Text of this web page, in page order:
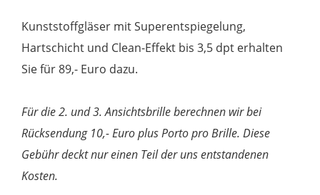
Kunststoffgläser mit Superentspiegelung,
Hartschicht und Clean-Effekt bis 3,5 dpt erhalten
Sie für 89,- Euro dazu.
Für die 2. und 3. Ansichtsbrille berechnen wir bei
Rücksendung 10,- Euro plus Porto pro Brille. Diese
Gebühr deckt nur einen Teil der uns entstandenen
Kosten.